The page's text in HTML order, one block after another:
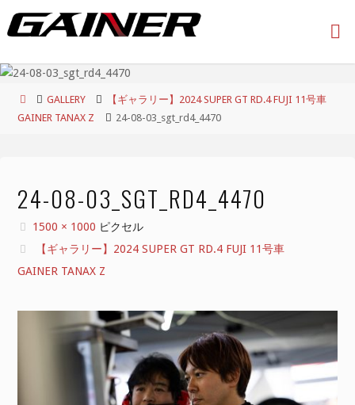
ン
ン
ホ
ー
GALLERY
【ギャラリー】2024 SUPER GT RD.4 FUJI 11号車
GAINER TANAX Z
24-08-03_sgt_rd4_4470
24-08-03_SGT_RD4_4470
フ
ル
サ
ズ
1500 × 1000 ピクセル
【ギャラリー】2024 SUPER GT RD.4 FUJI 11号車
GAINER TANAX Z